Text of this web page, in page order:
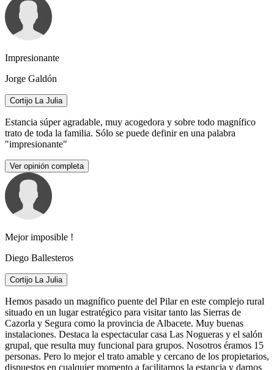
Impresionante
Jorge Galdón
Cortijo La Julia
Estancia súper agradable, muy acogedora y sobre todo magnífico
trato de toda la familia. Sólo se puede definir en una palabra
"impresionante"
Ver opinión completa
Mejor imposible !
Diego Ballesteros
Cortijo La Julia
Hemos pasado un magnífico puente del Pilar en este complejo rural
situado en un lugar estratégico para visitar tanto las Sierras de
Cazorla y Segura como la provincia de Albacete. Muy buenas
instalaciones. Destaca la espectacular casa Las Nogueras y el salón
grupal, que resulta muy funcional para grupos. Nosotros éramos 15
personas. Pero lo mejor el trato amable y cercano de los propietarios,
dispuestos en cualquier momento a facilitarnos la estancia y darnos